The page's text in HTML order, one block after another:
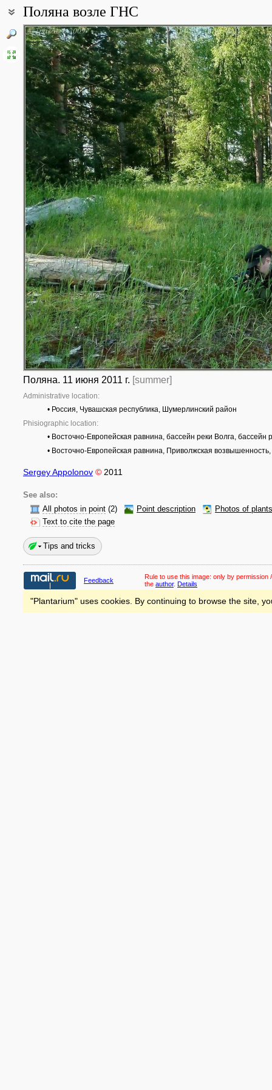
Поляна возле ГНС
Coordinates:
55° 29′ 25.68″ N, 46° 23′ 01.35″ E (view at maps ofGoogle,
Point description:
Небольшая полянка окружённая старыми соснами, с одной
склон оврага.
All photos(2) Photos of plants & lichens(60)
Поляна. 11 июня 2011 г. [summer]
Administrative location:
• Россия, Чувашская республика, Шумерлинский район
Phisiographic location:
• Восточно-Европейская равнина, бассейн реки Волга, бассейн
• Восточно-Европейская равнина, Приволжская
Sergey Appolonov © 2011
See also:
All photos in point (2) Point description
Photos of
Text to cite the page
Tips and tricks
Feedback Rule to use this image: only by permission
the author. Details
"Plantarium" uses cookies. By continuing to browse the site,